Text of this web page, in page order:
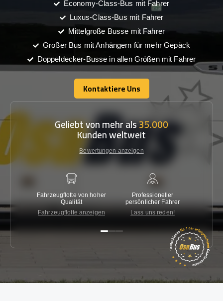
Economy-Class-Bus mit Fahrer
Luxus-Class-Bus mit Fahrer
Mittelgroße Busse mit Fahrer
Großer Bus mit Anhängern für mehr Gepäck
Doppeldecker-Busse in allen Größen mit Fahrer
Kontaktiere Uns
Kontaktiere Uns
Geliebt von mehr als35.000
Kunden weltweit
Bewertungen anzeigen
Fahrzeugflotte von hoher
Qualität
Fahrzeugflotte anzeigen
Professioneller
persönlicher Fahrer
Lass uns reden!